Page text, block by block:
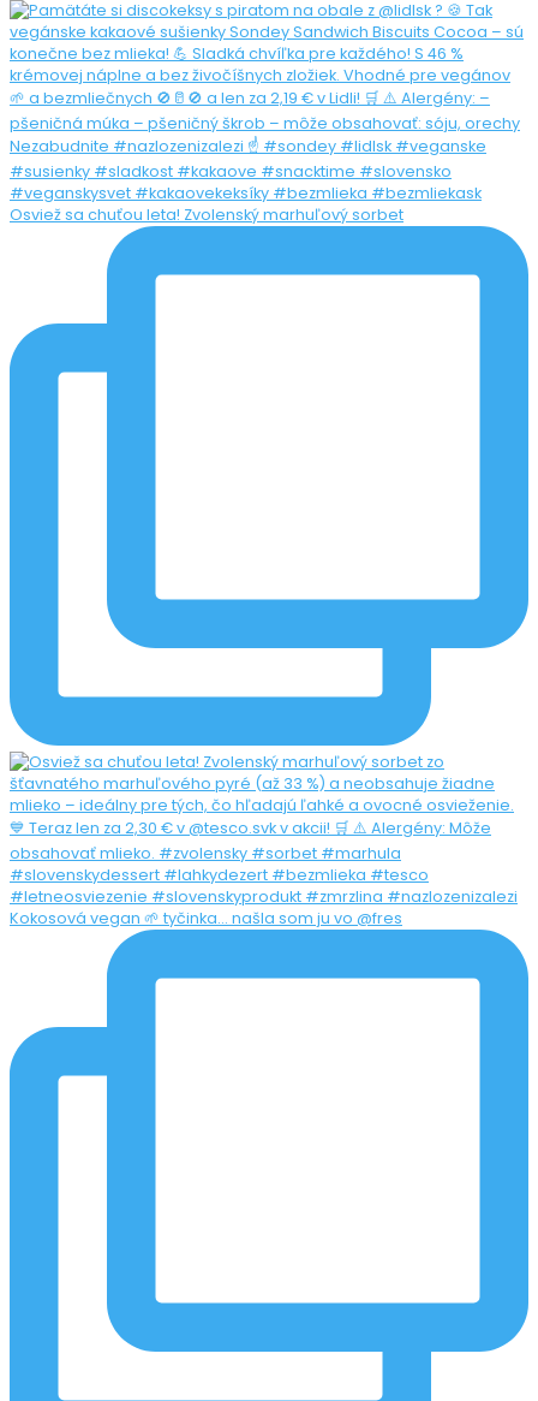
Osviež sa chuťou leta! Zvolenský marhuľový sorbet
Kokosová vegan 🌱 tyčinka... našla som ju vo @fres